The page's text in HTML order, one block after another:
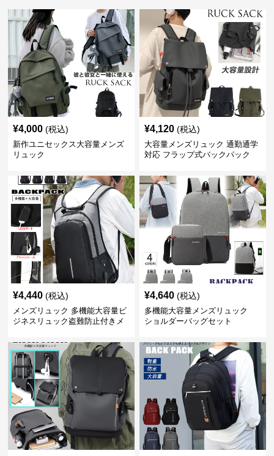
¥4,000 (税込)
新作ユニセックス大容量メンズ
リュック
¥4,120 (税込)
大容量メンズリュック 通勤通学
対応 フラップ式バックパック
¥4,440 (税込)
メンズリュック 多機能大容量ビ
ジネスリュック盗難防止付きメ
¥4,640 (税込)
多機能大容量メンズリュック
ショルダーバッグセット